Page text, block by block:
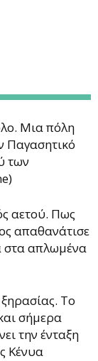
Μια πόλη
Παγασητικό
των
αετού. Πως
απαθανάτισε
στα απλωμένα
Τo
σήμερα
την ένταξη
Κένυα